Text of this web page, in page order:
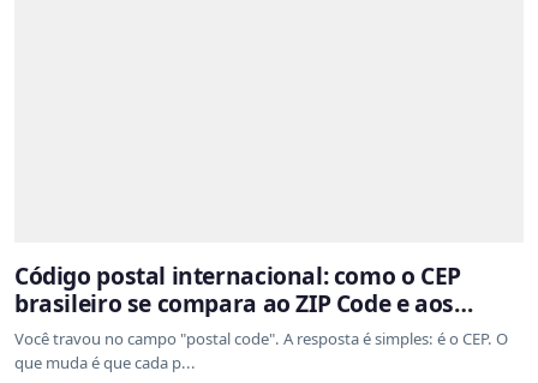
Código postal internacional: como o CEP
brasileiro se compara ao ZIP Code e aos
sistemas de outros países
Você travou no campo "postal code". A resposta é simples: é o CEP. O
que muda é que cada p...